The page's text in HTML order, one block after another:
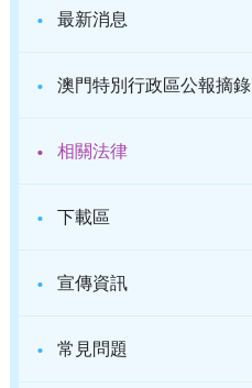
· 最新消息
· 澳門特別行政區公報摘錄
· 相關法律
· 下載區
· 宣傳資訊
· 常見問題